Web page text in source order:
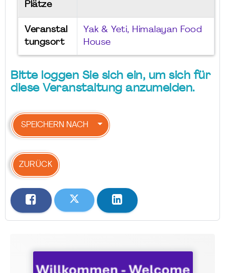
Plätze
Veranstal
tungsort
Yak & Yeti, Himalayan Food
House
Bitte loggen Sie sich ein, um sich für
diese Veranstaltung anzumelden.
SPEICHERN NACH
ZURÜCK